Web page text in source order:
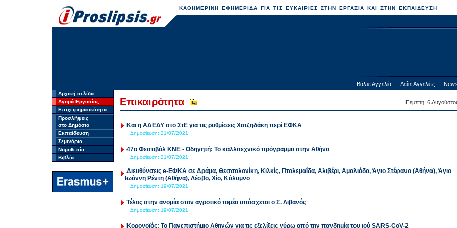
ΚΑΘΗΜΕΡΙΝΗ ΕΦΗΜΕΡΙΔΑ ΓΙΑ ΤΙΣ ΕΥΚΑΙΡΙΕΣ ΣΤΗΝ ΕΡΓΑΣΙΑ ΚΑΙ ΣΤΗΝ ΕΚΠΑΙΔΕΥΣΗ
Βάλτε Αγγελία Δείτε Αγγελίες
Αρχική σελίδα
Αγορά Εργασίας
Επιχειρηματικότητα
Προσλήψεις
στο Δημόσιο
Εκπαίδευση
Σεμινάρια
Νομοθεσία
Βιβλία
Επικαιρότητα Πέμπτη, 6
Και η ΑΔΕΔΥ στο ΣτΕ για τις ρυθμίσεις Χατζηδάκη περί ΕΦΚΑ
Δημοσίευση: 21/07/2021
47ο Φεστιβάλ ΚΝΕ - Οδηγητή: Το καλλιτεχνικό πρόγραμμα στην Αθήνα
Δημοσίευση: 21/07/2021
Διευθύνσεις e-ΕΦΚΑ σε Δράμα, Θεσσαλονίκη, Κιλκίς, Πτολεμαΐδα, Αλιβέρι, Αμαλιάδα, Άγιο Στέφανο (Αθήνα), Άγιο
Ιωάννη Ρέντη (Αθήνα), Λέσβο, Χίο, Κάλυμνο
Δημοσίευση: 19/07/2021
Τέλος στην ανομία στον αγροτικό τομέα υπόσχεται ο Σ. Λιβανός
Δημοσίευση: 19/07/2021
Κορονοϊός: Το Πανεπιστήμιο Αθηνών για τις εξελίξεις γύρω από την πανδημία του ιού SARS-CoV-2